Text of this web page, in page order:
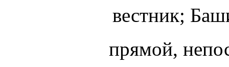
вестник;
прямой,